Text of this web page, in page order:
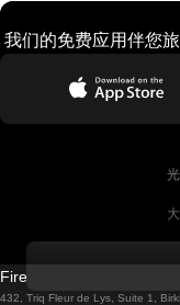
我们的免费应用伴您
Firebird GT Limited (OC
432, Triq Fleur de Lys, Suite 1,